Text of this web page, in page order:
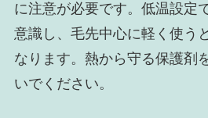
に注意が必要です。低温設定
意識し、毛先中心に軽く使う
なります。熱から守る保護剤
いでください。